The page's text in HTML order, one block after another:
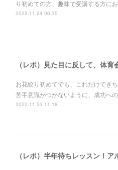
り初めての方、趣味で受講する方に
2022.11.24 06:35
（レポ）見た目に反して、体育
お花絞り初めてでも、これだけでき
苦手意識がつかないように、成功へ
2022.11.23 11:18
（レポ）半年待ちレッスン！